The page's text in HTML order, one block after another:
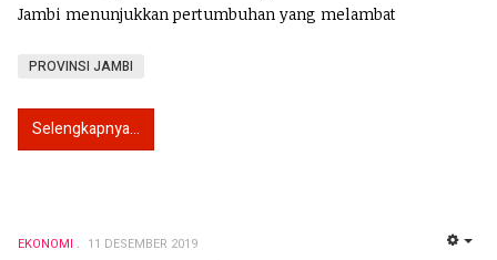
Jambi menunjukkan pertumbuhan yang melambat
PROVINSI JAMBI
Selengkapnya...
EKONOMI 11 DESEMBER 2019